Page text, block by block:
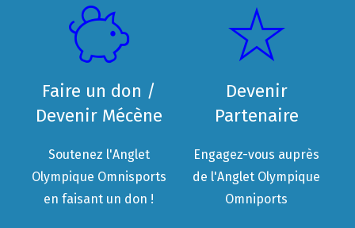
Faire un don /
Devenir Mécène
Soutenez l'Anglet
Olympique Omnisports
en faisant un don !
Devenir
Partenaire
Engagez-vous auprès
de l'Anglet Olympique
Omniports